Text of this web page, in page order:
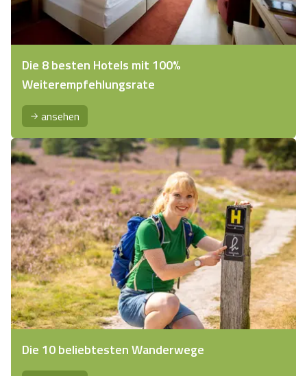
Die 8 besten Hotels mit 100%
Weiterempfehlungsrate
ansehen
Die 10 beliebtesten Wanderwege